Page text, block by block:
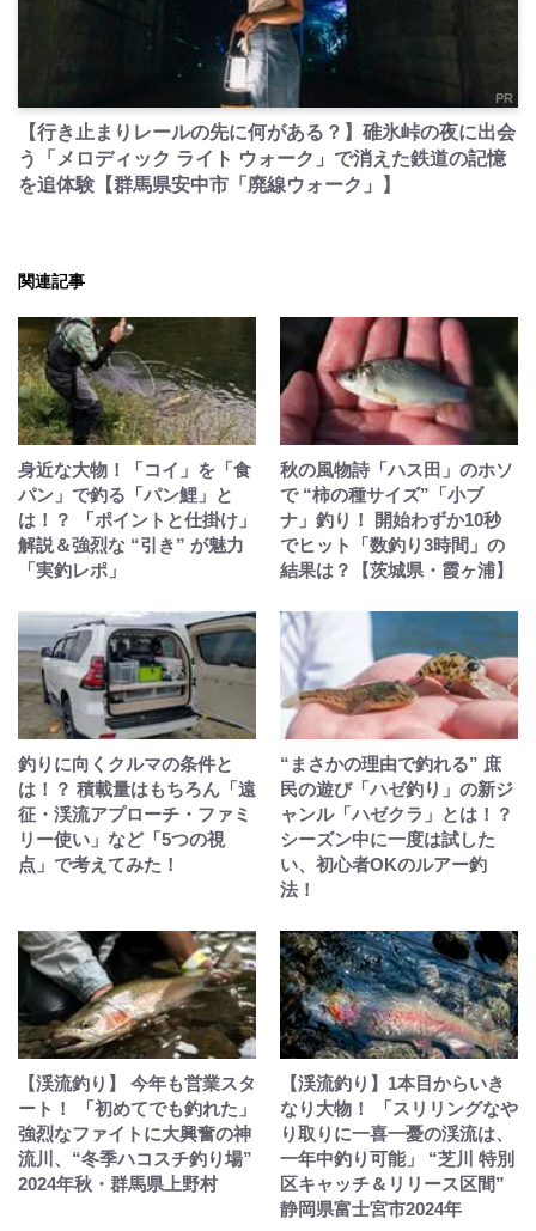
PR
【行き止まりレールの先に何がある？】碓氷峠の夜に出会
う「メロディック ライト ウォーク」で消えた鉄道の記憶
を追体験【群馬県安中市「廃線ウォーク」】
関連記事
身近な大物！「コイ」を「食
パン」で釣る「パン鯉」と
は！？ 「ポイントと仕掛け」
解説＆強烈な “引き” が魅力
「実釣レポ」
秋の風物詩「ハス田」のホソ
で “柿の種サイズ”「小ブ
ナ」釣り！ 開始わずか10秒
でヒット「数釣り3時間」の
結果は？【茨城県・霞ヶ浦】
釣りに向くクルマの条件と
は！？ 積載量はもちろん「遠
征・渓流アプローチ・ファミ
リー使い」など「5つの視
点」で考えてみた！
“まさかの理由で釣れる” 庶
民の遊び「ハゼ釣り」の新ジ
ャンル「ハゼクラ」とは！？
シーズン中に一度は試した
い、初心者OKのルアー釣
法！
【渓流釣り】 今年も営業スタ
ート！ 「初めてでも釣れた」
強烈なファイトに大興奮の神
流川、“冬季ハコスチ釣り場”
2024年秋・群馬県上野村
【渓流釣り】1本目からいき
なり大物！ 「スリリングなや
り取りに一喜一憂の渓流は、
一年中釣り可能」 “芝川 特別
区キャッチ＆リリース区間”
静岡県富士宮市2024年